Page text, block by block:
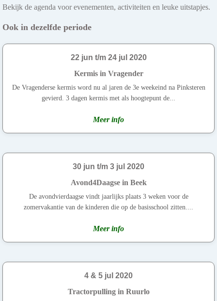
Bekijk de agenda voor evenementen, activiteiten en leuke uitstapjes.
Ook in dezelfde periode
22 jun t/m 24 jul 2020
Kermis in Vragender
De Vragenderse kermis word nu al jaren de 3e weekeind na Pinksteren
gevierd. 3 dagen kermis met als hoogtepunt de...
Meer info
30 jun t/m 3 jul 2020
Avond4Daagse in Beek
De avondvierdaagse vindt jaarlijks plaats 3 weken voor de
zomervakantie van de kinderen die op de basisschool zitten....
Meer info
4 & 5 jul 2020
Tractorpulling in Ruurlo